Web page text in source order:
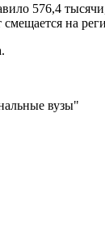
576,4
на
вузы"